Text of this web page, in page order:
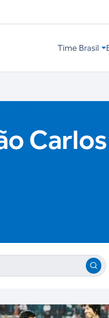
Time Brasil